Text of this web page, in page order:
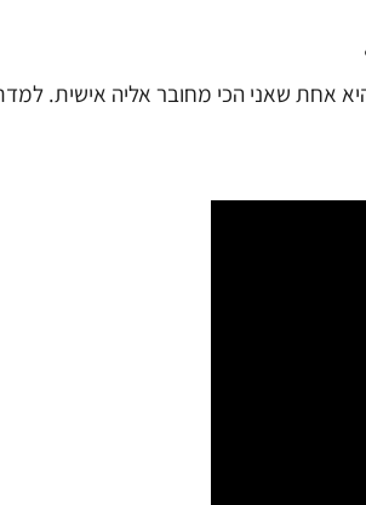
אחת שאני הכי מחובר אליה אישית.